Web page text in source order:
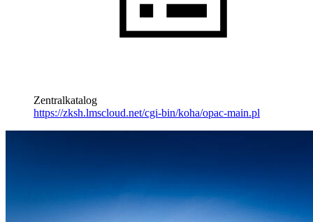
Zentralkatalog
https://zksh.lmscloud.net/cgi-bin/koha/opac-main.pl